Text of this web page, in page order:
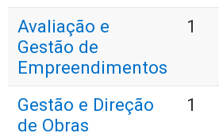
Avaliação e
Gestão de
Empreendimentos
1
Gestão e Direção
de Obras
1